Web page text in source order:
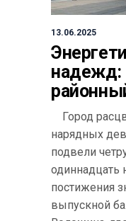
13.06.2025
надежд:
Город
нарядных
подвели
постижения
выпускной